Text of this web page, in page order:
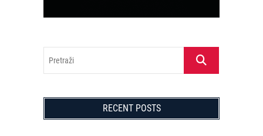
Pretraži
RECENT POSTS